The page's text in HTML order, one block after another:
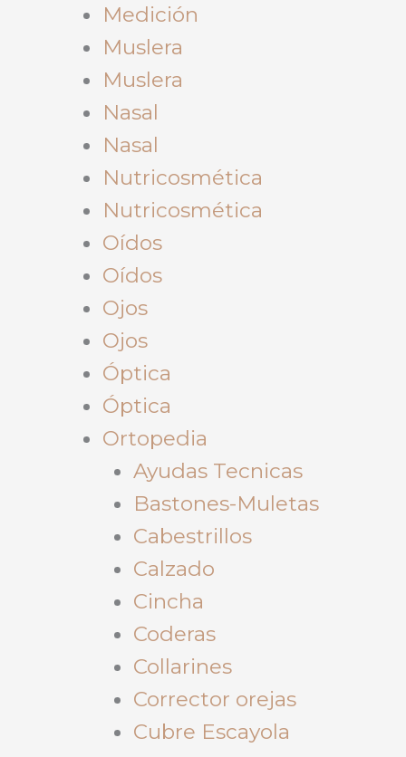
Medición
Muslera
Muslera
Nasal
Nasal
Nutricosmética
Nutricosmética
Oídos
Oídos
Ojos
Ojos
Óptica
Óptica
Ortopedia
Ayudas Tecnicas
Bastones-Muletas
Cabestrillos
Calzado
Cincha
Coderas
Collarines
Corrector orejas
Cubre Escayola